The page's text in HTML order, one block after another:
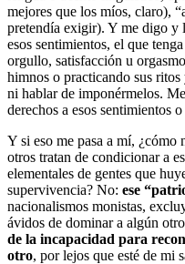
mejores que los míos, claro),
pretendía exigir). Y me digo y
esos sentimientos, el que
orgullo, satisfacción u
himnos o practicando sus
ni hablar de imponérmelos.
derechos a esos sentimientos
Y si eso me pasa a mí, ¿cómo
otros tratan de condicionar a
elementales de gentes que
supervivencia? No: ese
nacionalismos monistas,
ávidos de dominar a algún
de la incapacidad para
otro, por lejos que esté de mi